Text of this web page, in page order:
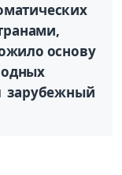
основу
зарубежный